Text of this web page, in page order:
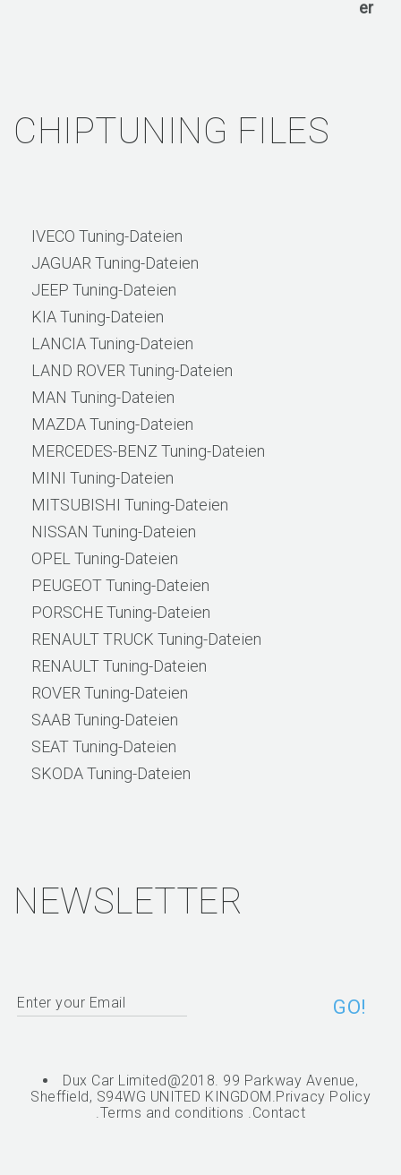
CHIPTUNING FILES
IVECO Tuning-Dateien
JAGUAR Tuning-Dateien
JEEP Tuning-Dateien
KIA Tuning-Dateien
LANCIA Tuning-Dateien
LAND ROVER Tuning-Dateien
MAN Tuning-Dateien
MAZDA Tuning-Dateien
MERCEDES-BENZ Tuning-Dateien
MINI Tuning-Dateien
MITSUBISHI Tuning-Dateien
NISSAN Tuning-Dateien
OPEL Tuning-Dateien
PEUGEOT Tuning-Dateien
PORSCHE Tuning-Dateien
RENAULT TRUCK Tuning-Dateien
RENAULT Tuning-Dateien
ROVER Tuning-Dateien
SAAB Tuning-Dateien
SEAT Tuning-Dateien
SKODA Tuning-Dateien
NEWSLETTER
Dux Car Limited@2018. 99 Parkway Avenue,
Sheffield, S94WG UNITED KINGDOM.Privacy Policy
.Terms and conditions .Contact